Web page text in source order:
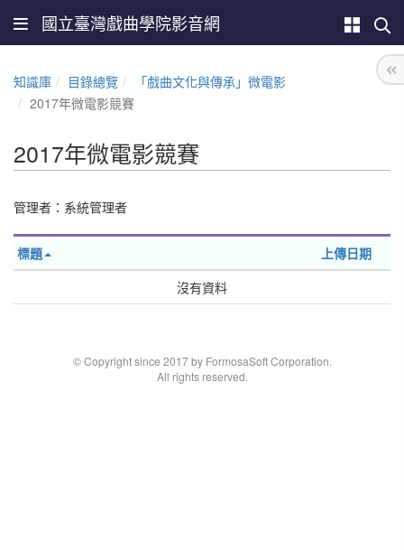
國立臺灣戲曲學院影音網
知識庫 目錄總覽
「戲曲文化與傳承」微電影
2017年微電影競賽
2017年微電影競賽
管理者：系統管理者
標題
上傳日期
沒有資料
© Copyright since 2017 by FormosaSoft Corporation.
All rights reserved.